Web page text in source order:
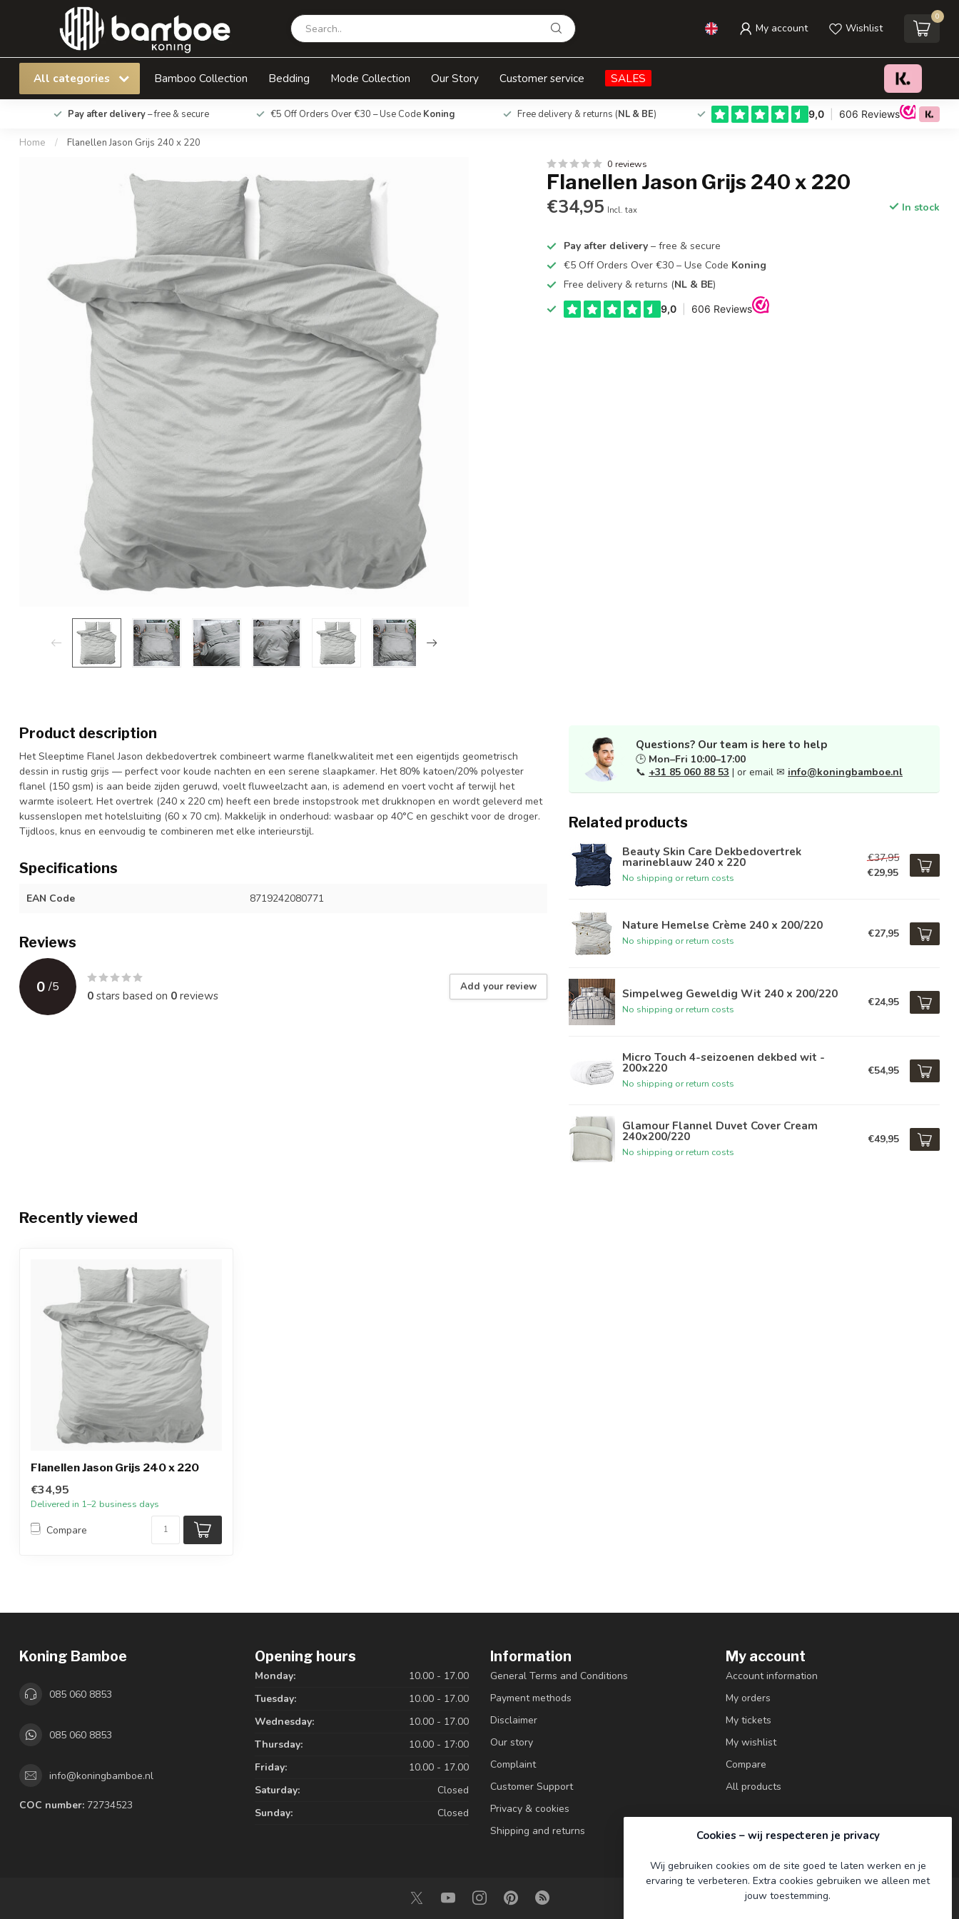
My account Wishlist
0
All categories Bamboo Collection Bedding Mode Collection Our Story Customer service SALES
Pay after delivery– free & secure €5 Off Orders Over €30 – Use Code Koning Free delivery & returns (NL & BE)
Home / Flanellen Jason Grijs 240 x 220
Flanellen Jason Grijs 240 x 220 Add to cart
0 reviews
Flanellen Jason Grijs 240 x 220
€34,95 Incl. tax In stock
Pay after delivery – free & secure
€5 Off Orders Over €30 – Use Code Koning
Free delivery & returns (NL & BE)
Product description
Het Sleeptime Flanel Jason dekbedovertrek combineert warme flanelkwaliteit met een eigentijds geometrisch
dessin in rustig grijs — perfect voor koude nachten en een serene slaapkamer. Het 80% katoen/20% polyester
flanel (150 gsm) is aan beide zijden geruwd, voelt fluweelzacht aan, is ademend en voert vocht af terwijl het
warmte isoleert. Het overtrek (240 x 220 cm) heeft een brede instopstrook met drukknopen en wordt geleverd met
kussenslopen met hotelsluiting (60 x 70 cm). Makkelijk in onderhoud: wasbaar op 40°C en geschikt voor de droger.
Tijdloos, knus en eenvoudig te combineren met elke interieurstijl.
Specifications
EAN Code 8719242080771
Reviews
0 /5
0stars based on 0reviews
Add your review
Questions? Our team is here to help
🕒 Mon–Fri 10:00–17:00
📞 +31 85 060 88 53 | or email ✉ info@koningbamboe.nl
Related products
Beauty Skin Care Dekbedovertrek
marineblauw 240 x 220
No shipping or return costs
€37,95
€29,95
Nature Hemelse Crème 240 x 200/220
No shipping or return costs
€27,95
Simpelweg Geweldig Wit 240 x 200/220
No shipping or return costs
€24,95
Micro Touch 4-seizoenen dekbed wit -
200x220
No shipping or return costs
€54,95
Glamour Flannel Duvet Cover Cream
240x200/220
No shipping or return costs
€49,95
Recently viewed
Flanellen Jason Grijs 240 x 220
€34,95
Delivered in 1–2 business days
Compare
Koning Bamboe
085 060 8853
085 060 8853
info@koningbamboe.nl
COC number: 72734523
Opening hours
Monday:
10.00 - 17.00
Tuesday:
10.00 - 17.00
Wednesday:
10.00 - 17.00
Thursday:
10.00 - 17:00
Friday:
10.00 - 17.00
Saturday:
Closed
Sunday:
Closed
Information
General Terms and Conditions
Payment methods
Disclaimer
Our story
Complaint
Customer Support
Privacy & cookies
Shipping and returns
My account
Account information
My orders
My tickets
My wishlist
Compare
All products
Cookies – wij respecteren je privacy
Wij gebruiken cookies om de site goed te laten werken en je
ervaring te verbeteren. Extra cookies gebruiken we alleen met
jouw toestemming.